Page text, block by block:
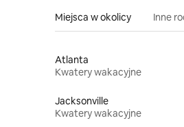
Miejsca w okolicy Inne
Atlanta
Kwatery wakacyjne
Jacksonville
Kwatery wakacyjne